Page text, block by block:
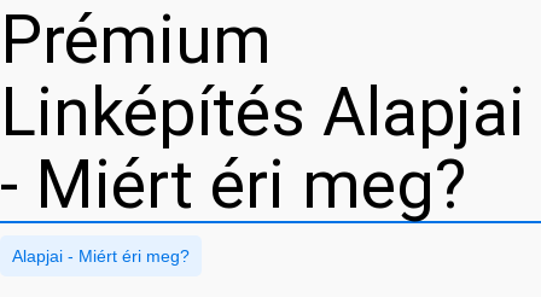
Prémium
Linképítés Alapjai
- Miért éri meg?
Alapjai - Miért éri meg?